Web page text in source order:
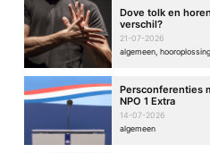
Dove tolk en
verschil?
21-07-2026
Persconferenties
NPO 1 Extra
14-07-2026
algemeen